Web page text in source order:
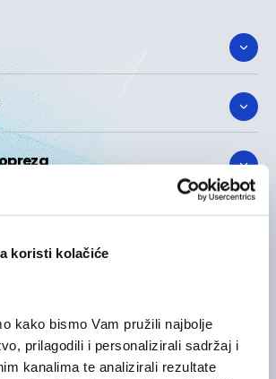
koristi kolačiće
kako bismo Vam pružili najbolje
prilagodili i personalizirali sadržaj i
kanalima te analizirali rezultate